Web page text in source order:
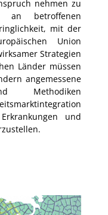
nehmen zu
an betroffenen
mit der
Union
Strategien
Länder müssen
angemessene
Methodiken
und